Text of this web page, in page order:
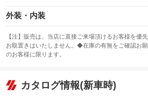
エアバッグ：運転席/助手席
：装備あり
：装備あり
サンルーフ
：装備なし ABS
リフトアップ
：装備なし
外装・内装
カーナビ：メモリーナビ他
：装備あり
TV
：装備なし
ビジュアル
：装備なし
【注】販売は、当店に直接ご来場頂けるお客様を優
お取置きはいたしません。◆在庫の有無をご確認お
のお客様に限ります。
カタログ情報(新車時)